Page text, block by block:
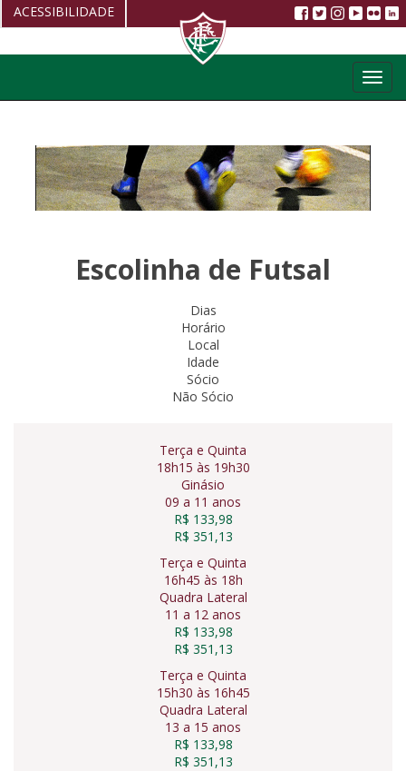
Escolinha de Futsal
Dias
Horário
Local
Idade
Sócio
Não Sócio
Terça e Quinta
18h15 às 19h30
Ginásio
09 a 11 anos
R$ 133,98
R$ 351,13
Terça e Quinta
16h45 às 18h
Quadra Lateral
11 a 12 anos
R$ 133,98
R$ 351,13
Terça e Quinta
15h30 às 16h45
Quadra Lateral
13 a 15 anos
R$ 133,98
R$ 351,13
ACESSIBILIDADE
Restaurar